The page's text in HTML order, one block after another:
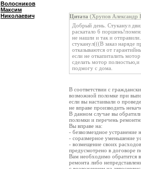
Волосников
Максим
Николаевич
Цитата (Хрупов Александр
Добрый день. Стуканул
раскатало 6
не нашли и так и
стуканул(((В заказ
отказываются от
если не откапиталить
сделать мотор
подмогу с дома.
В соответствии с
возможной поломке при
если вы настаивали о
не вправе производить
В данном случае вы
поломки и перечень
Вы вправе на:
- безвозмездное устранение
- соразмерное уменьшение
- возмещение своих
предусмотрено в договоре
Вам необходимо обратится в
ремонта либо